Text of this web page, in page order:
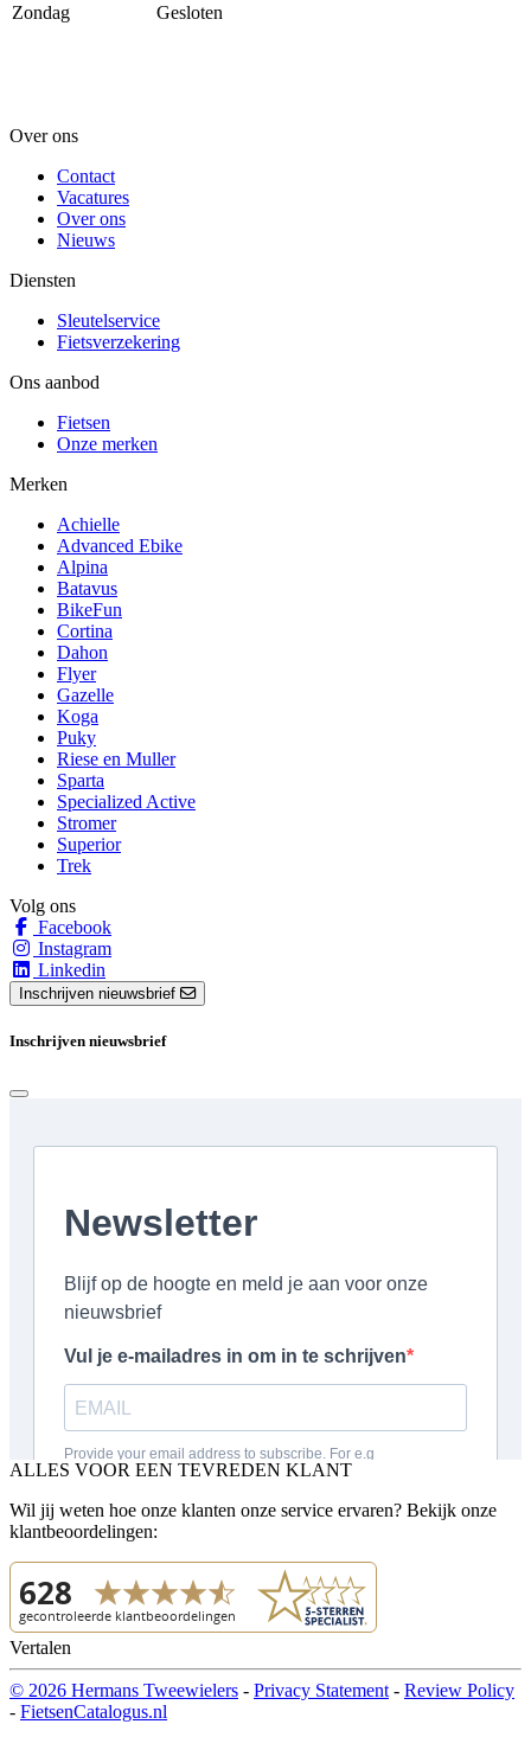
Zondag
Gesloten
Over ons
Contact
Vacatures
Over ons
Nieuws
Diensten
Sleutelservice
Fietsverzekering
Ons aanbod
Fietsen
Onze merken
Merken
Achielle
Advanced Ebike
Alpina
Batavus
BikeFun
Cortina
Dahon
Flyer
Gazelle
Koga
Puky
Riese en Muller
Sparta
Specialized Active
Stromer
Superior
Trek
Volg ons
Facebook
Instagram
Linkedin
Inschrijven nieuwsbrief
Inschrijven nieuwsbrief
ALLES VOOR EEN TEVREDEN KLANT
Wil jij weten hoe onze klanten onze service ervaren? Bekijk onze
klantbeoordelingen:
Vertalen
© 2026 Hermans Tweewielers - Privacy Statement - Review Policy
- FietsenCatalogus.nl